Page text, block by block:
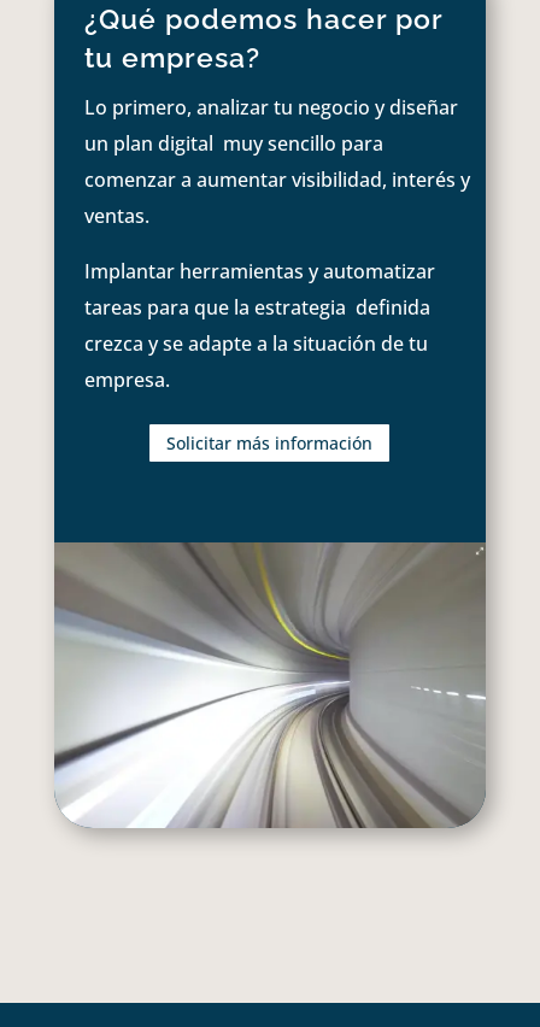
¿Qué podemos hacer por
tu empresa?
Lo primero, analizar tu negocio y diseñar
un plan digital muy sencillo para
comenzar a aumentar visibilidad, interés y
ventas.
Implantar herramientas y automatizar
tareas para que la estrategia definida
crezca y se adapte a la situación de tu
empresa.
Solicitar más información